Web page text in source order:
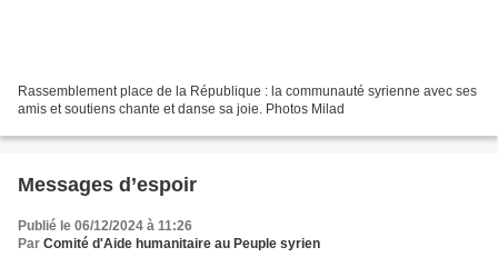
Rassemblement place de la République : la communauté syrienne avec ses
amis et soutiens chante et danse sa joie. Photos Milad
Messages d’espoir
Publié le 06/12/2024 à 11:26
Par Comité d'Aide humanitaire au Peuple syrien